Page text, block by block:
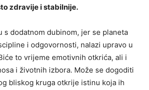
zdravije i stabilnije.
s dodatnom dubinom, jer se planeta
i odgovornosti, nalazi upravo u
to vrijeme emotivnih otkrića, ali i
i životnih izbora. Može se dogoditi
bliskog kruga otkrije istinu koja ih